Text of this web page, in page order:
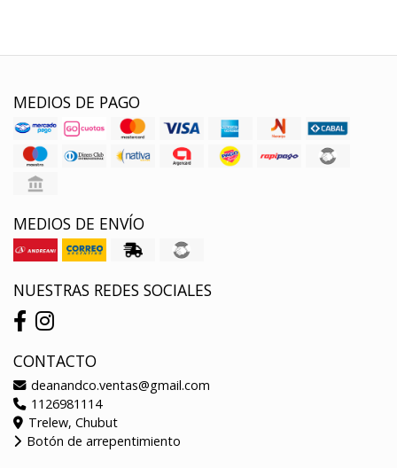
MEDIOS DE PAGO
MEDIOS DE ENVÍO
NUESTRAS REDES SOCIALES
CONTACTO
deanandco.ventas@gmail.com
1126981114
Trelew, Chubut
Botón de arrepentimiento